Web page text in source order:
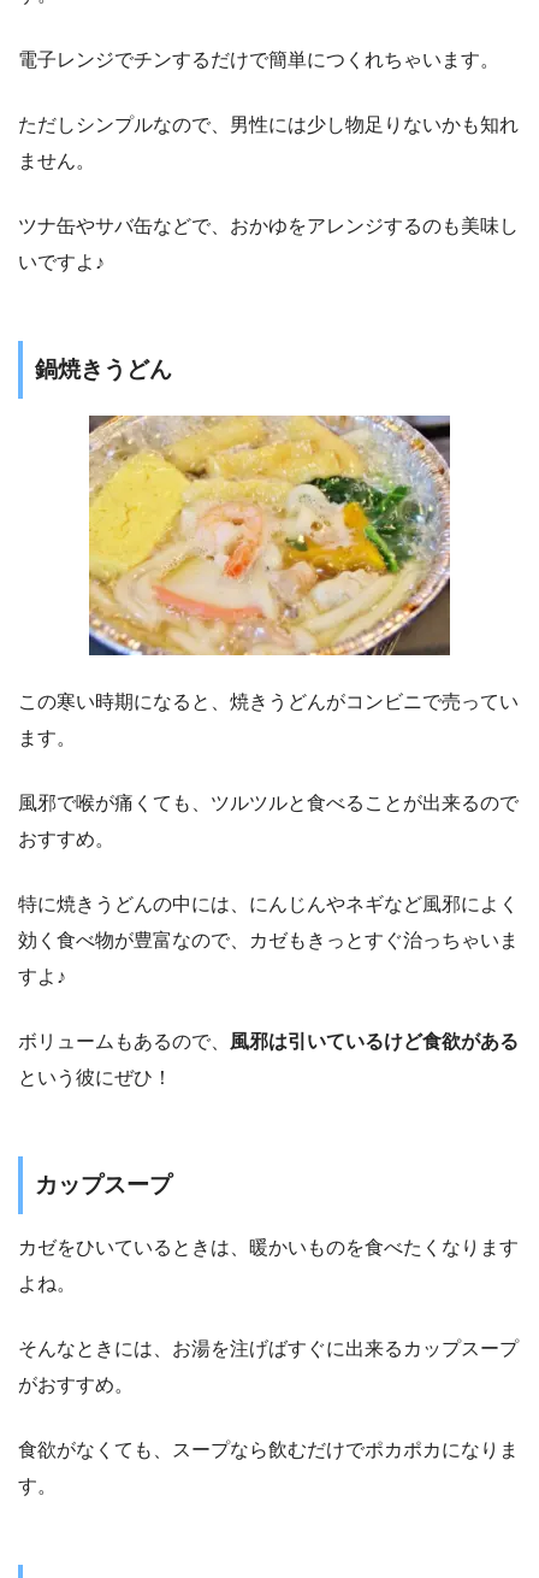
電子レンジでチンするだけで簡単につくれちゃいます。
ただしシンプルなので、男性には少し物足りないかも知れ
ません。
ツナ缶やサバ缶などで、おかゆをアレンジするのも美味し
いですよ♪
鍋焼きうどん
この寒い時期になると、焼きうどんがコンビニで売ってい
ます。
風邪で喉が痛くても、ツルツルと食べることが出来るので
おすすめ。
特に焼きうどんの中には、にんじんやネギなど風邪によく
効く食べ物が豊富なので、カゼもきっとすぐ治っちゃいま
すよ♪
ボリュームもあるので、 風邪は引いているけど食欲がある
という彼にぜひ！
カップスープ
カゼをひいているときは、暖かいものを食べたくなります
よね。
そんなときには、お湯を注げばすぐに出来るカップスープ
がおすすめ。
食欲がなくても、スープなら飲むだけでポカポカになりま
す。